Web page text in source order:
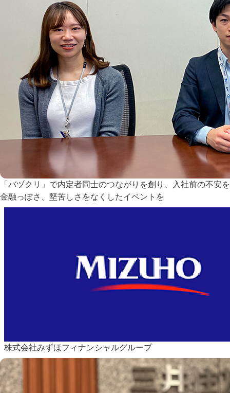
「バヅクリ」で内定者同士のつながりを創り、入社前の不安
金融っぽさ、堅苦しさをなくしたイベントを
株式会社みずほフィナンシャルグループ